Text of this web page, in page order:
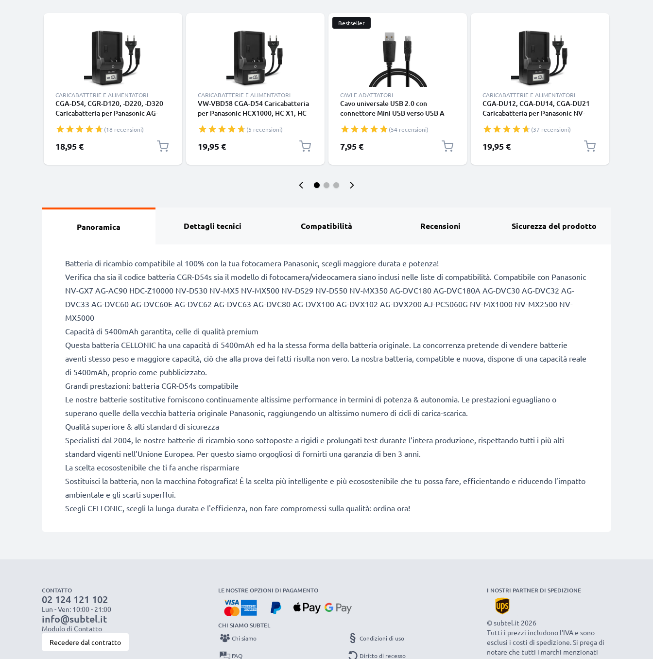
CARICABATTERIE E ALIMENTATORI
CGA-D54, CGR-D120, -D220, -D320
Caricabatteria per Panasonic AG-
NV-GS11, -GS1, NV-MX500 Batterie
per fotocamera marca CELLONIC
(18 recensioni)
18,95 €
CARICABATTERIE E ALIMENTATORI
VW-VBD58 CGA-D54 Caricabatteria
per Panasonic HCX1000, HC X1, HC
marca CELLONIC(5 recensioni)
19,95 €
Bestseller
CAVI E ADATTATORI
Cavo universale USB 2.0 con
connettore Mini USB verso USB A
nero
(54 recensioni)
7,95 €
CARICABATTERIE E ALIMENTATORI
CGA-DU12, CGA-DU14, CGA-DU21
Caricabatteria per Panasonic NV-
VDR-D150 SDR-H20 Batterie per
fotocamera marca CELLONIC
(37 recensioni)
19,95 €
Panoramica Dettagli tecnici Compatibilità Recensioni Sicurezza del prodotto
Batteria di ricambio compatibile al 100% con la tua fotocamera Panasonic, scegli maggiore durata e potenza!
Verifica cha sia il codice batteria CGR-D54s sia il modello di fotocamera/videocamera siano inclusi nelle liste di compatibilità. Compatibile con Panasonic
NV-GX7 AG-AC90 HDC-Z10000 NV-DS30 NV-MX5 NV-MX500 NV-DS29 NV-DS50 NV-MX350 AG-DVC180 AG-DVC180A AG-DVC30 AG-DVC32 AG-
DVC33 AG-DVC60 AG-DVC60E AG-DVC62 AG-DVC63 AG-DVC80 AG-DVX100 AG-DVX102 AG-DVX200 AJ-PCS060G NV-MX1000 NV-MX2500 NV-
MX5000
Capacità di 5400mAh garantita, celle di qualità premium
Questa batteria CELLONIC ha una capacità di 5400mAh ed ha la stessa forma della batteria originale. La concorrenza pretende di vendere batterie
aventi stesso peso e maggiore capacità, ciò che alla prova dei fatti risulta non vero. La nostra batteria, compatible e nuova, dispone di una capacità reale
di 5400mAh, proprio come pubblicizzato.
Grandi prestazioni: batteria CGR-D54s compatibile
Le nostre batterie sostitutive forniscono continuamente altissime performance in termini di potenza & autonomia. Le prestazioni eguagliano o
superano quelle della vecchia batteria originale Panasonic, raggiungendo un altissimo numero di cicli di carica-scarica.
Qualità superiore & alti standard di sicurezza
Specialisti dal 2004, le nostre batterie di ricambio sono sottoposte a rigidi e prolungati test durante l’intera produzione, rispettando tutti i più alti
standard vigenti nell’Unione Europea. Per questo siamo orgogliosi di fornirti una garanzia di ben 3 anni.
La scelta ecosostenibile che ti fa anche risparmiare
Sostituisci la batteria, non la macchina fotografica! È la scelta più intelligente e più ecosostenibile che tu possa fare, efficientando e riducendo l’impatto
ambientale e gli scarti superflui.
Scegli CELLONIC, scegli la lunga durata e l'efficienza, non fare compromessi sulla qualità: ordina ora!
CONTATTO
02 124 121 102
Lun - Ven: 10:00 - 21:00
info@subtel.it
Modulo di Contatto
Recedere dal contratto
LE NOSTRE OPZIONI DI PAGAMENTO
CHI SIAMO SUBTEL
Chi siamo
FAQ
Condizioni di uso
Diritto di recesso
I NOSTRI PARTNER DI SPEDIZIONE
© subtel.it 2026
Tutti i prezzi includono l'IVA e sono
esclusi i costi di spedizione. Si prega di
notare che tutti i marchi menzionati